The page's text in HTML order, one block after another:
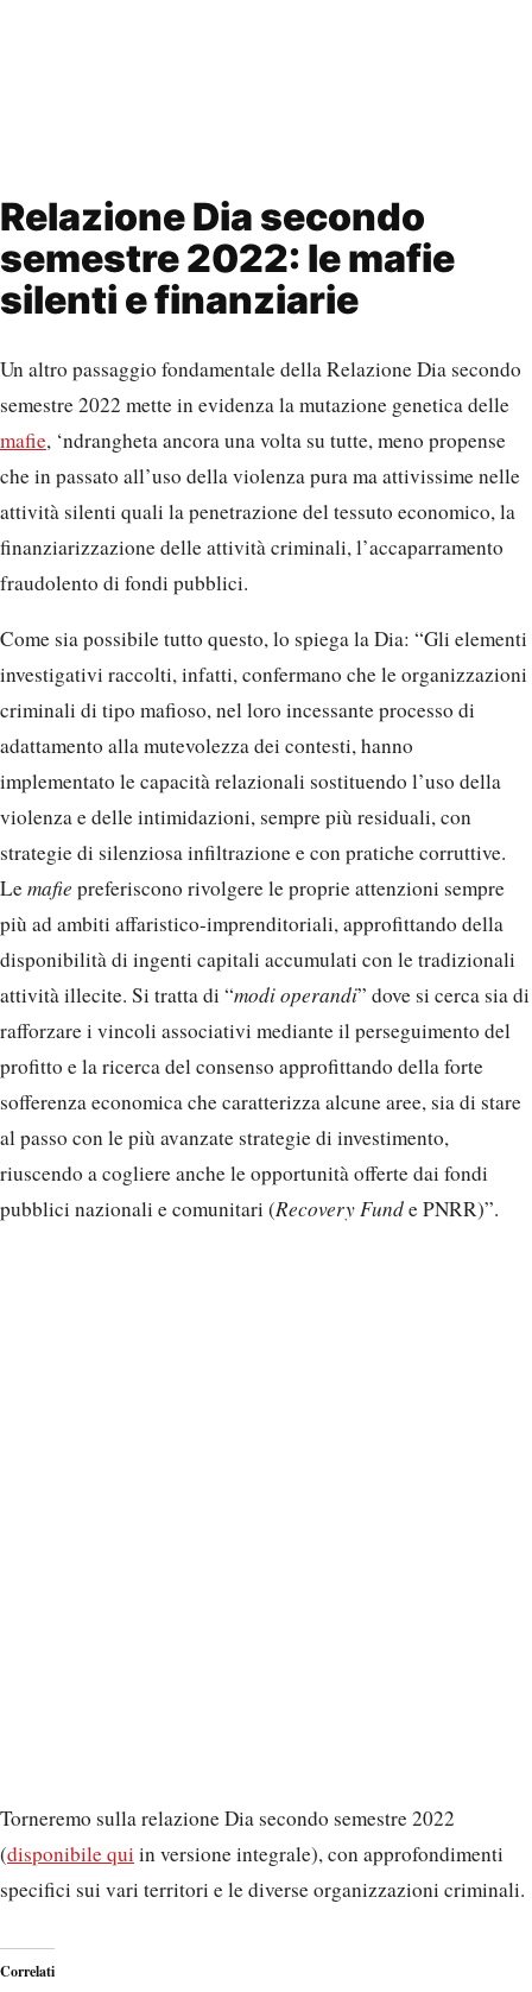
Relazione Dia secondo
semestre 2022: le mafie
silenti e finanziarie
Un altro passaggio fondamentale della Relazione Dia secondo
semestre 2022 mette in evidenza la mutazione genetica delle
mafie, ‘ndrangheta ancora una volta su tutte, meno propense
che in passato all’uso della violenza pura ma attivissime nelle
attività silenti quali la penetrazione del tessuto economico, la
finanziarizzazione delle attività criminali, l’accaparramento
fraudolento di fondi pubblici.
Come sia possibile tutto questo, lo spiega la Dia: “Gli elementi
investigativi raccolti, infatti, confermano che le organizzazioni
criminali di tipo mafioso, nel loro incessante processo di
adattamento alla mutevolezza dei contesti, hanno
implementato le capacità relazionali sostituendo l’uso della
violenza e delle intimidazioni, sempre più residuali, con
strategie di silenziosa infiltrazione e con pratiche corruttive.
Lemafie preferiscono rivolgere le proprie attenzioni sempre
più ad ambiti affaristico-imprenditoriali, approfittando della
disponibilità di ingenti capitali accumulati con le tradizionali
attività illecite. Si tratta di “modi operandi” dove si cerca sia di
rafforzare i vincoli associativi mediante il perseguimento del
profitto e la ricerca del consenso approfittando della forte
sofferenza economica che caratterizza alcune aree, sia di stare
al passo con le più avanzate strategie di investimento,
riuscendo a cogliere anche le opportunità offerte dai fondi
pubblici nazionali e comunitari (Recovery Funde PNRR)”.
Torneremo sulla relazione Dia secondo semestre 2022
(disponibile qui in versione integrale), con approfondimenti
specifici sui vari territori e le diverse organizzazioni criminali.
Correlati